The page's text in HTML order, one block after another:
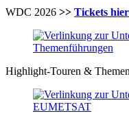
WDC 2026 >> Tickets
Highlight-Touren &